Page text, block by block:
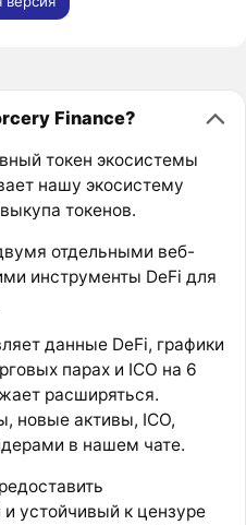
Finance?
токен экосистемы
нашу экосистему
токенов.
отдельными веб-
инструменты DeFi для
данные DeFi, графики
парах и ICO на 6
расширяться.
новые активы, ICO,
в нашем чате.
устойчивый к цензуре